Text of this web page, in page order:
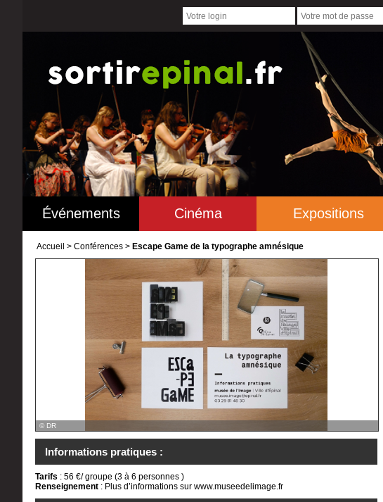
Événements Cinéma Expositions
Accueil > Conférences > Escape Game de la typographe amnésique
© DR
Informations pratiques :
Tarifs : 56 €/ groupe (3 à 6 personnes )
Renseignement : Plus d’informations sur www.museedelimage.fr